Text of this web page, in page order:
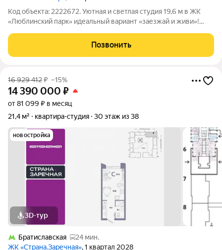
Код объекта: 2222672. Уютная и светлая студия 19,6 м в ЖК
«Люблинский парк» идеальный вариант «заезжай и живи»!
комплексе комфорт-класса. Квартира полностью готова к
жизни: выполнен качественный
Позвонить
16 929 412₽ –15%
14 390 000 ₽
от 81 099 ₽ в месяц
21,4 м²
квартира-студия 30 этаж из 38
новостройка
3D-тур
Братиславская
24 мин.
ЖК «Страна.Заречная», 1 квартал 2028